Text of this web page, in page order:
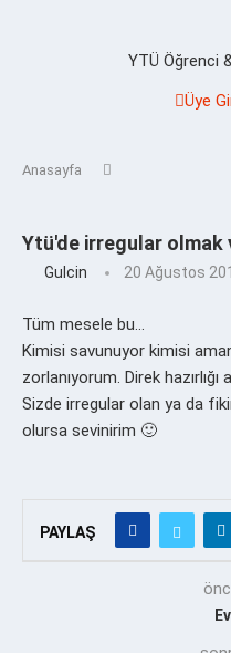
YTÜ Öğrenci
Üye
Anasayfa
Ytü'de irregular olmak
Gulcin 20 Ağustos
Tüm mesele bu…
Kimisi savunuyor kimisi
zorlanıyorum. Direk
Sizde irregular olan ya da
olursa sevinirim 🙂
PAYLAŞ